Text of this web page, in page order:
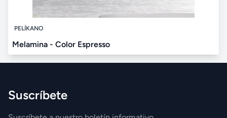
PELÍKANO
Melamina - Color Espresso
Suscríbete